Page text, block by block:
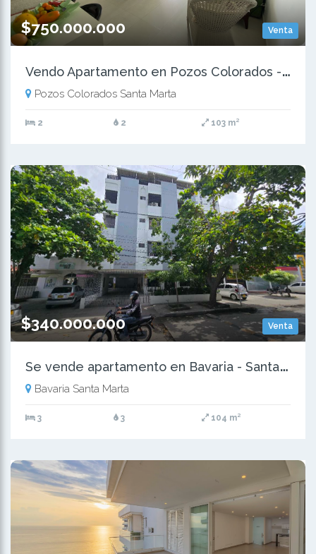
Venta
$750.000.000
V
endo Apartamento en Pozos Colorados - Santa Marta
Pozos Colorados Santa Marta
2 2 103 m²
Venta
$340.000.000
S
e vende apartamento en Bavaria - Santa Marta
Bavaria Santa Marta
3 3 104 m²